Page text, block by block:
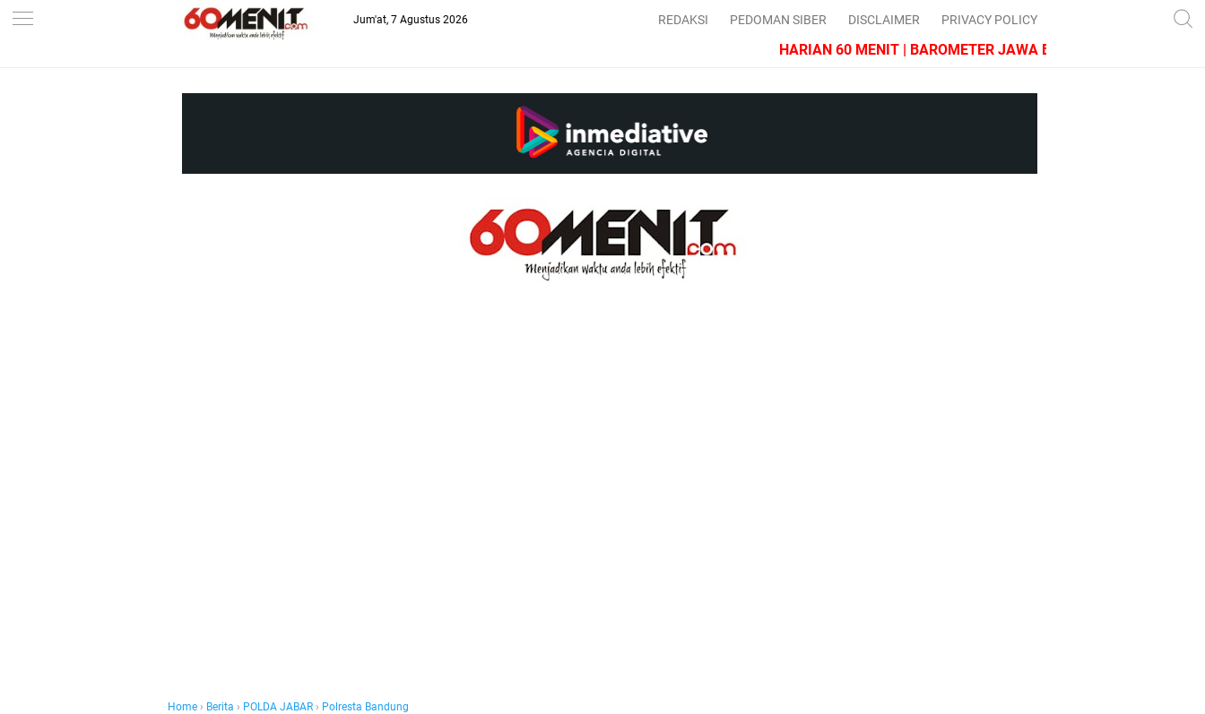
--> Jum'at, 7 Agustus 2026 REDAKSI PEDOMAN SIBER DISCLAIMER PRIVACY POLICY
HARIAN 60 MENIT | BAROMETER JAWA BARAT
Home › Berita › POLDA JABAR › Polresta Bandung